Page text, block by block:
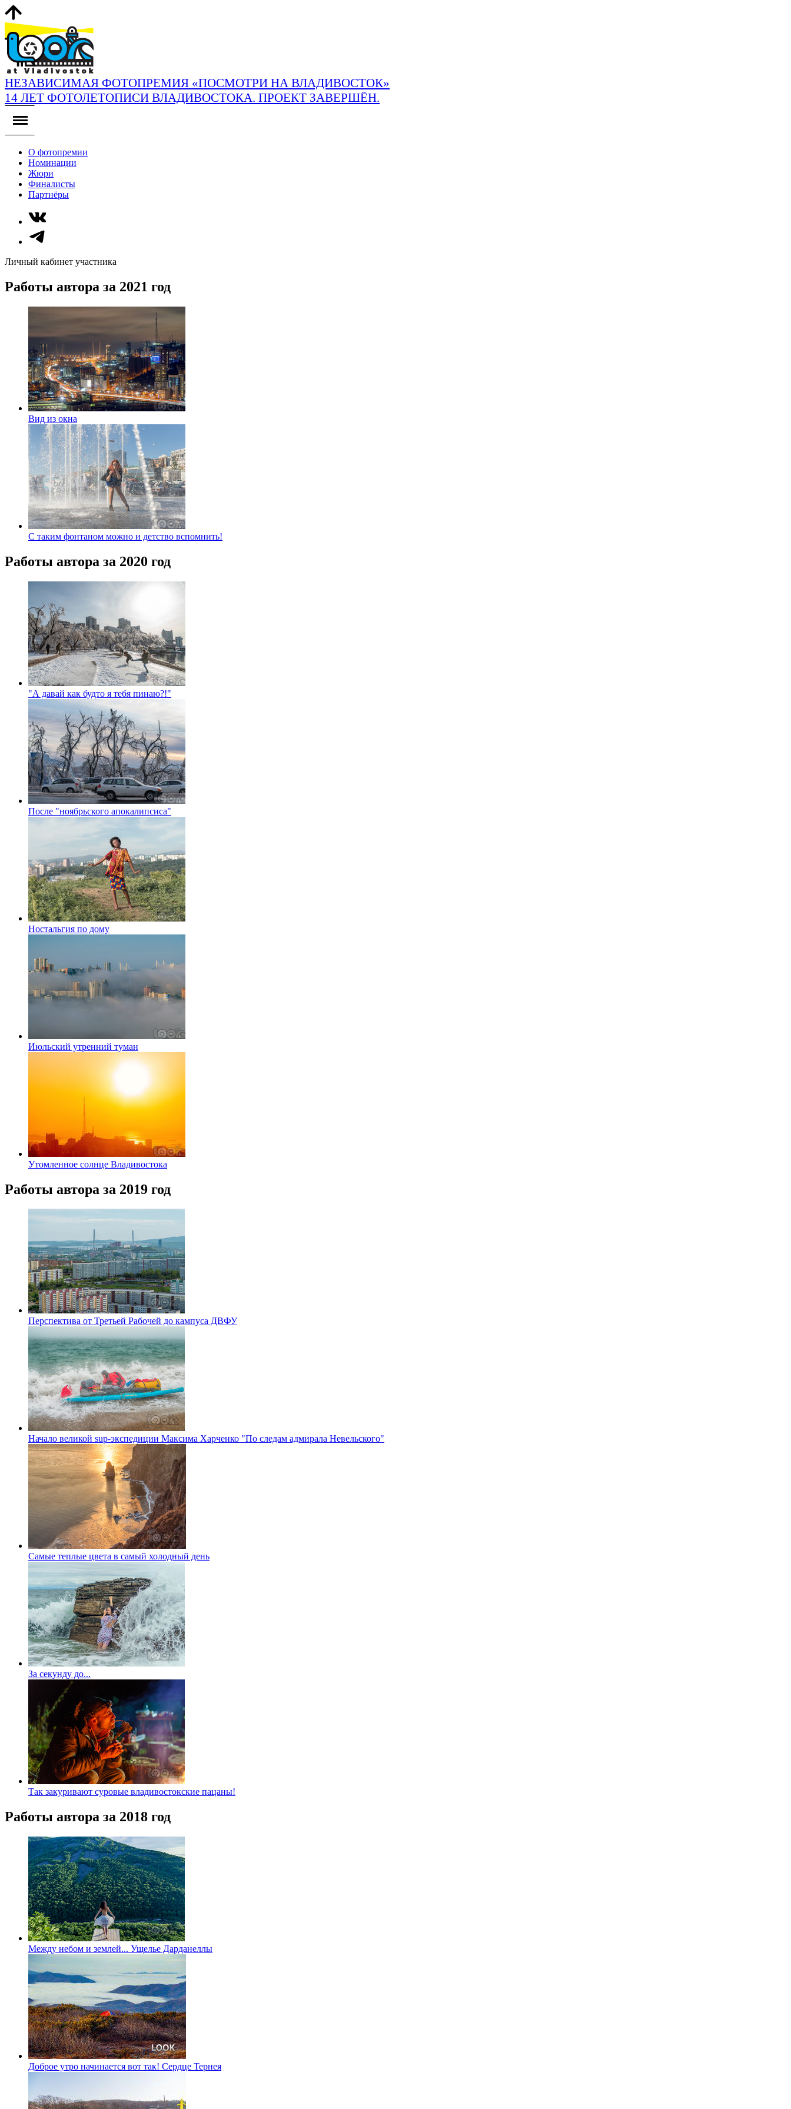
НЕЗАВИСИМАЯ ФОТОПРЕМИЯ «ПОСМОТРИ НА ВЛАДИВОСТОК»
14 ЛЕТ ФОТОЛЕТОПИСИ ВЛАДИВОСТОКА. ПРОЕКТ ЗАВЕРШЁН.
О фотопремии
Номинации
Жюри
Финалисты
Партнёры
Личный кабинет участника
Работы автора за 2021 год
Вид из окна
С таким фонтаном можно и детство вспомнить!
Работы автора за 2020 год
"А давай как будто я тебя пинаю?!"
После "ноябрьского апокалипсиса"
Ностальгия по дому
Июльский утренний туман
Утомленное солнце Владивостока
Работы автора за 2019 год
Перспектива от Третьей Рабочей до кампуса ДВФУ
Начало великой sup-экспедиции Максима Харченко "По следам адмирала Невельского"
Самые теплые цвета в самый холодный день
За секунду до...
Так закуривают суровые владивостокские пацаны!
Работы автора за 2018 год
Между небом и землей... Ущелье Дарданеллы
Доброе утро начинается вот так! Сердце Тернея